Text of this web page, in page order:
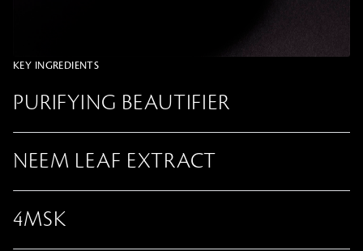
KEY INGREDIENTS
PURIFYING BEAUTIFIER
NEEM LEAF EXTRACT
4MSK